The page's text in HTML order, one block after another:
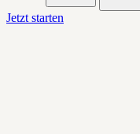
Jetzt starten